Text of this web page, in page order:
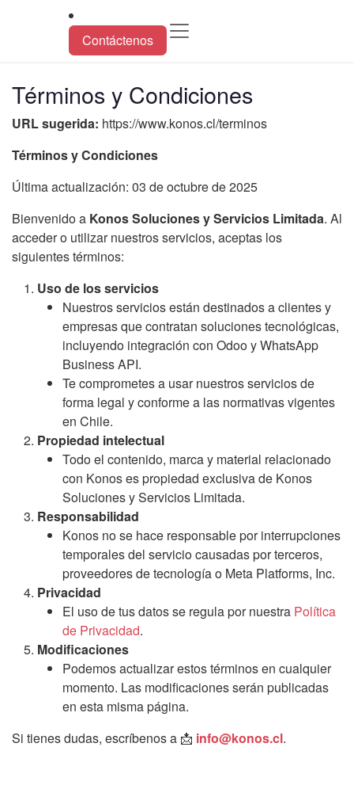
Contáctenos
Términos y Condiciones
URL sugerida: https://www.konos.cl/terminos
Términos y Condiciones
Última actualización: 03 de octubre de 2025
Bienvenido a Konos Soluciones y Servicios Limitada. Al
acceder o utilizar nuestros servicios, aceptas los
siguientes términos:
Uso de los servicios
Nuestros servicios están destinados a clientes y
empresas que contratan soluciones tecnológicas,
incluyendo integración con Odoo y WhatsApp
Business API.
Te comprometes a usar nuestros servicios de
forma legal y conforme a las normativas vigentes
en Chile.
Propiedad intelectual
Todo el contenido, marca y material relacionado
con Konos es propiedad exclusiva de Konos
Soluciones y Servicios Limitada.
Responsabilidad
Konos no se hace responsable por interrupciones
temporales del servicio causadas por terceros,
proveedores de tecnología o Meta Platforms, Inc.
Privacidad
El uso de tus datos se regula por nuestra Política
de Privacidad.
Modificaciones
Podemos actualizar estos términos en cualquier
momento. Las modificaciones serán publicadas
en esta misma página.
Si tienes dudas, escríbenos a 📩 info@konos.cl.